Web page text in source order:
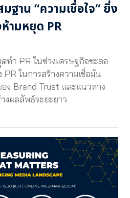
ฐาน “ความเชื่อใจ” ยิ่ง
ามหยุด PR
ทำ PR ในช่วงเศรษฐกิจชะลอ
ในการสร้างความเชื่อมั่น
ง Brand Trust และแนวทาง
ผลลัพธ์ระยะยาว